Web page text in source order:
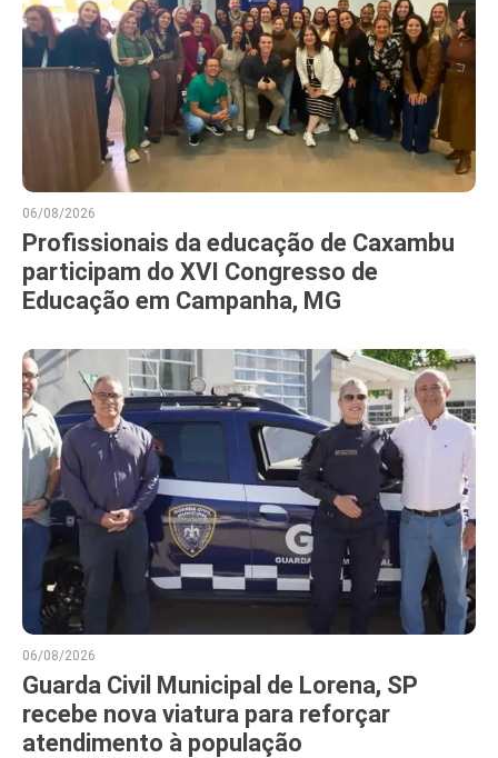
06/08/2026
Profissionais da educação de Caxambu
participam do XVI Congresso de
Educação em Campanha, MG
06/08/2026
Guarda Civil Municipal de Lorena, SP
recebe nova viatura para reforçar
atendimento à população